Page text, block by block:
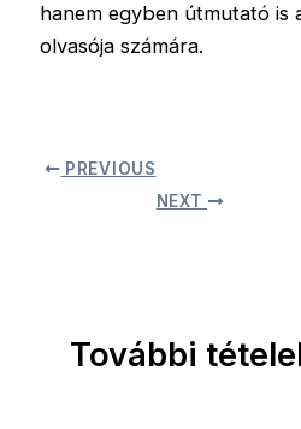
hanem egyben útmutató is
olvasója számára.
PREVIOUS
NEXT
További